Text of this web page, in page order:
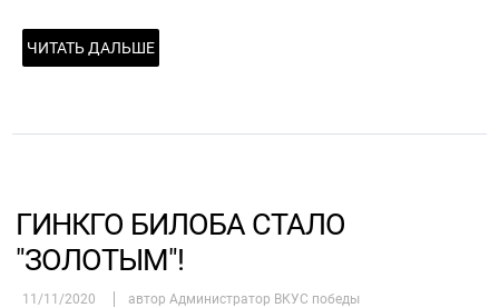
ЧИТАТЬ ДАЛЬШЕ
ГИНКГО БИЛОБА СТАЛО
"ЗОЛОТЫМ"!
11/11/2020 автор Администратор ВКУС победы